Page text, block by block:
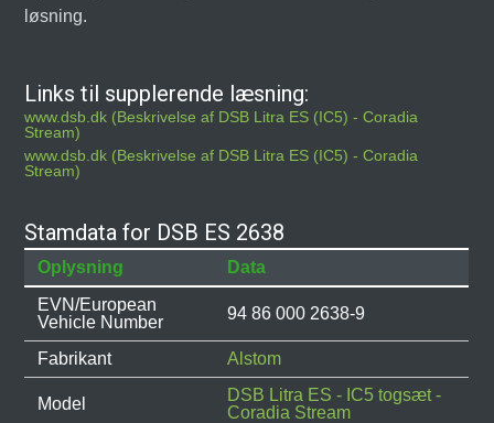
løsning.
Links til supplerende læsning:
www.dsb.dk (Beskrivelse af DSB Litra ES (IC5) - Coradia
Stream)
www.dsb.dk (Beskrivelse af DSB Litra ES (IC5) - Coradia
Stream)
Stamdata for DSB ES 2638
Oplysning
Data
EVN/European
Vehicle Number
94 86 000 2638-9
Fabrikant Alstom
Model
DSB Litra ES - IC5 togsæt -
Coradia Stream